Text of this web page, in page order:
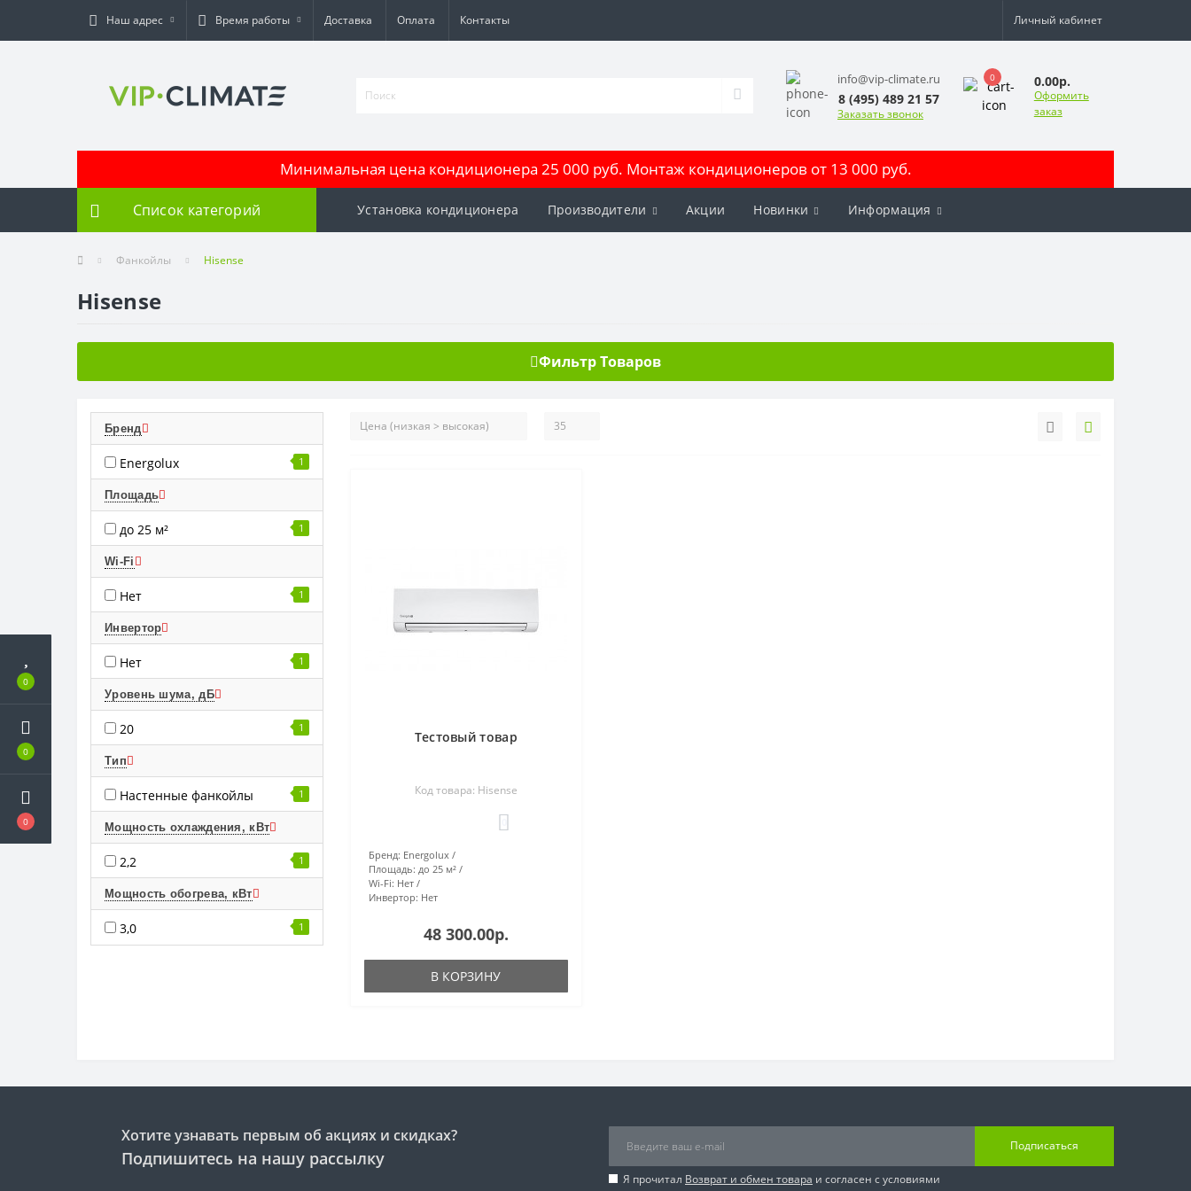
0
0
0
Наш адрес Время работы Доставка Оплата Контакты Личный кабинет
info@vip-climate.ru
8 (495) 489 21 57
Заказать звонок
0 0.00р.
Оформить
заказ
Минимальная цена кондиционера 25 000 руб. Монтаж кондиционеров от 13 000 руб.
Список категорий Установка кондиционера Производители Акции Новинки Информация
Фанкойлы Hisense
Hisense
Фильтр Товаров
Бренд
Energolux 1
Площадь
до 25 м² 1
Wi-Fi
Нет 1
Инвертор
Нет 1
Уровень шума, дБ
20 1
Тип
Настенные фанкойлы 1
Мощность охлаждения, кВт
2,2 1
Мощность обогрева, кВт
3,0 1
Тестовый товар
Код товара: Hisense
Бренд: Energolux
Площадь: до 25 м²
Wi-Fi: Нет
Инвертор: Нет
48 300.00р.
В КОРЗИНУ
Хотите узнавать первым об акциях и скидках?
Подпишитесь на нашу рассылку
Подписаться
Я прочитал Возврат и обмен товара и согласен с условиями